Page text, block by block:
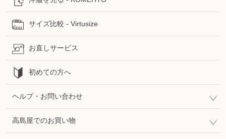
サイズ比較 - Virtusize
お直しサービス
初めての方へ
ヘルプ・お問い合わせ
高島屋でのお買い物